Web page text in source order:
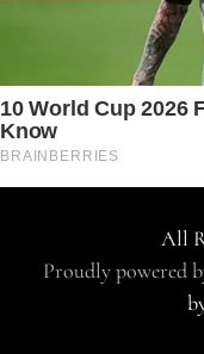
All
Proudly powered